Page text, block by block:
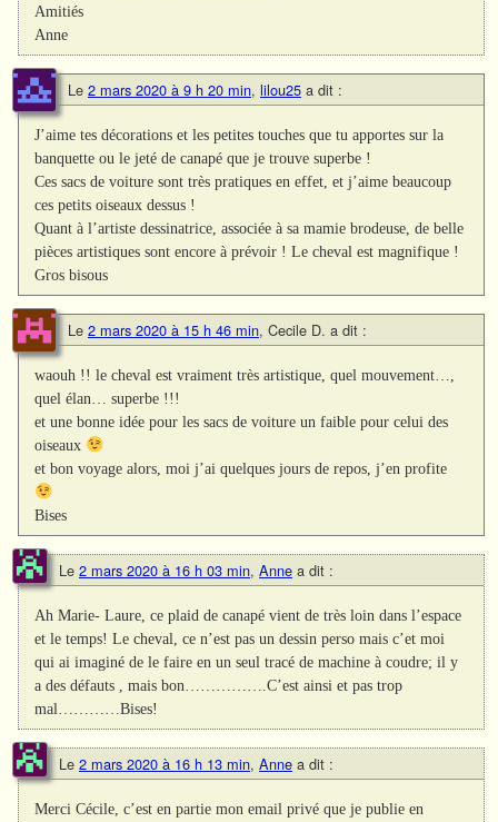
Amitiés
Anne
Le 2 mars 2020 à 9 h 20 min, lilou25 a dit :
J’aime tes décorations et les petites touches que tu apportes sur la
banquette ou le jeté de canapé que je trouve superbe !
Ces sacs de voiture sont très pratiques en effet, et j’aime beaucoup
ces petits oiseaux dessus !
Quant à l’artiste dessinatrice, associée à sa mamie brodeuse, de belle
pièces artistiques sont encore à prévoir ! Le cheval est magnifique !
Gros bisous
Le 2 mars 2020 à 15 h 46 min, Cecile D. a dit :
waouh !! le cheval est vraiment très artistique, quel mouvement…,
quel élan… superbe !!!
et une bonne idée pour les sacs de voiture un faible pour celui des
oiseaux
et bon voyage alors, moi j’ai quelques jours de repos, j’en profite
Bises
Le 2 mars 2020 à 16 h 03 min, Anne a dit :
Ah Marie- Laure, ce plaid de canapé vient de très loin dans l’espace
et le temps! Le cheval, ce n’est pas un dessin perso mais c’et moi
qui ai imaginé de le faire en un seul tracé de machine à coudre; il y
a des défauts , mais bon…………….C’est ainsi et pas trop
mal…………Bises!
Le 2 mars 2020 à 16 h 13 min, Anne a dit :
Merci Cécile, c’est en partie mon email privé que je publie en